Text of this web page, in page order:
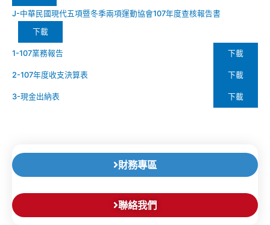
J-中華民國現代五項暨冬季兩項運動協會107年度查核報告書
下載
1-107業務報告 下載
2-107年度收支決算表 下載
3-現金出納表 下載
財務專區
聯絡我們